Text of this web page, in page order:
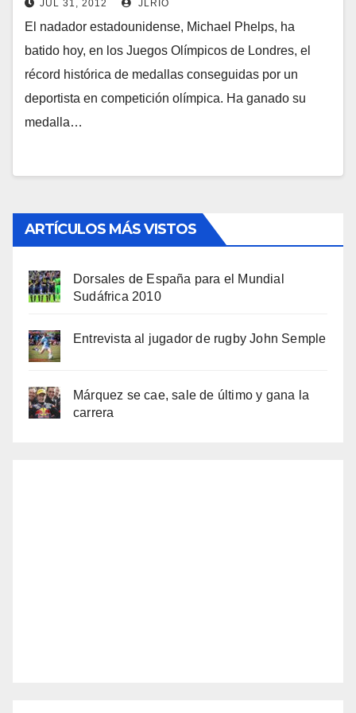
JUL 31, 2012 JLRIO
El nadador estadounidense, Michael Phelps, ha
batido hoy, en los Juegos Olímpicos de Londres, el
récord histórica de medallas conseguidas por un
deportista en competición olímpica. Ha ganado su
medalla…
ARTÍCULOS MÁS VISTOS
Dorsales de España para el Mundial
Sudáfrica 2010
Entrevista al jugador de rugby John Semple
Márquez se cae, sale de último y gana la
carrera